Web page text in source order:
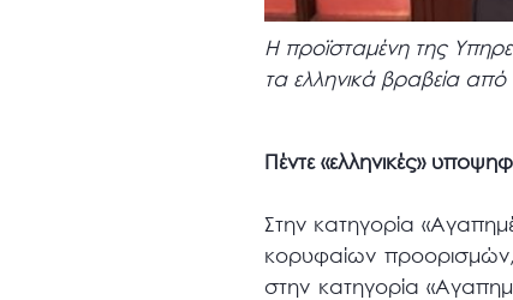
Η προϊσταμένη της
τα ελληνικά βραβεία
Πέντε «ελληνικές»
Στην κατηγορία
κορυφαίων
στην κατηγορία